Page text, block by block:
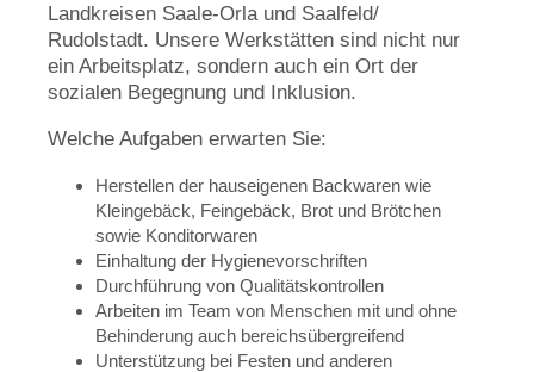
Landkreisen Saale-Orla und Saalfeld/
Rudolstadt. Unsere Werkstätten sind nicht nur
ein Arbeitsplatz, sondern auch ein Ort der
sozialen Begegnung und Inklusion.
Welche Aufgaben erwarten Sie:
Herstellen der hauseigenen Backwaren wie
Kleingebäck, Feingebäck, Brot und Brötchen
sowie Konditorwaren
Einhaltung der Hygienevorschriften
Durchführung von Qualitätskontrollen
Arbeiten im Team von Menschen mit und ohne
Behinderung auch bereichsübergreifend
Unterstützung bei Festen und anderen